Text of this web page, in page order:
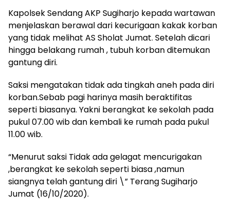
Kapolsek Sendang AKP Sugiharjo kepada wartawan
menjelaskan berawal dari kecurigaan kakak korban
yang tidak melihat AS Sholat Jumat. Setelah dicari
hingga belakang rumah , tubuh korban ditemukan
gantung diri.
Saksi mengatakan tidak ada tingkah aneh pada diri
korban.Sebab pagi harinya masih beraktifitas
seperti biasanya. Yakni berangkat ke sekolah pada
pukul 07.00 wib dan kembali ke rumah pada pukul
11.00 wib.
“Menurut saksi Tidak ada gelagat mencurigakan
,berangkat ke sekolah seperti biasa ,namun
siangnya telah gantung diri \” Terang Sugiharjo
Jumat (16/10/2020).